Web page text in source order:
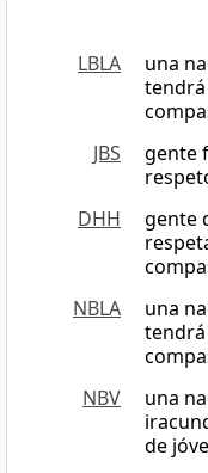
LBLA
una
JBS
gente
DHH
gente
NBLA
una
NBV
una
de